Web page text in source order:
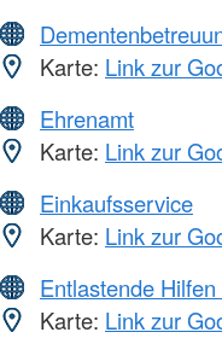
Karte: Link zur
Ehrenamt
Karte: Link zur
Einkaufsservice
Karte: Link zur
Entlastende
Karte: Link zur